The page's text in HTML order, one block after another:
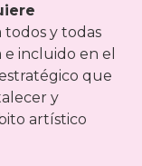
todos y todas
e incluido en el
que
y
artístico